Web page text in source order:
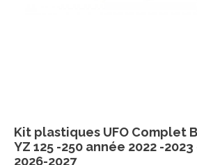
Kit plastiques UFO Complet
YZ 125 -250 année 2022 -
2026-2027